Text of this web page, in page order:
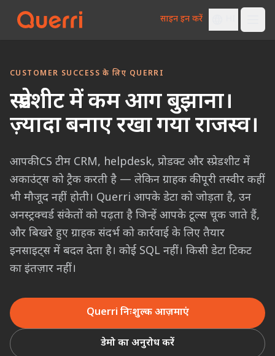
साइन इन करें
CUSTOMER SUCCESS के लिए QUERRI
स्प्रेडशीट में कम आग बुझाना।
ज़्यादा बनाए रखा गया राजस्व।
आपकी CS टीम CRM, helpdesk, प्रोडक्ट और स्प्रेडशीट में
अकाउंट्स को ट्रैक करती है — लेकिन ग्राहक की पूरी तस्वीर कहीं
भी मौजूद नहीं होती। Querri आपके डेटा को जोड़ता है, उन
अनस्ट्रक्चर्ड संकेतों को पढ़ता है जिन्हें आपके टूल्स चूक जाते हैं,
और बिखरे हुए ग्राहक संदर्भ को कार्रवाई के लिए तैयार
इनसाइट्स में बदल देता है। कोई SQL नहीं। किसी डेटा टिकट
का इंतज़ार नहीं।
Querri निःशुल्क आज़माएं
डेमो का अनुरोध करें